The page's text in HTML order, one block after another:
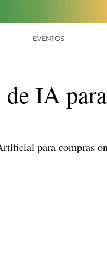
EVENTOS
de IA para
para compras